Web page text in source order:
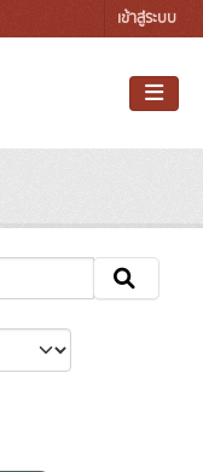
เข้าสู่ระบบ